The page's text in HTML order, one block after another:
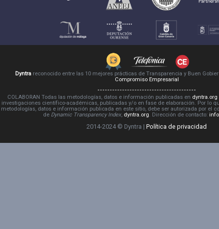
Dyntrareconocido entre las 10 mejores prácticas de Transparencia y Buen
Compromiso Empresarial
COLABORAN Todas las metodologías, datos e información publicadas en dyntra.org
investigaciones científico-académicas, publicadas y/o en fase de elaboración. Por lo
metodologías, datos e información publicada en este sitio, debe ser autorizada por el
de Dynamic Transparency Index, dyntra.org. Dirección de contacto:
2014-2024 © Dyntra | Política de privacidad